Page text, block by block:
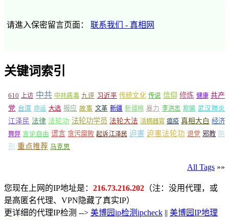
请進入保密留言页面： 联系我们 - 真相网
关键词索引
610 上访 中共 中共病毒 九评 习近平 传统文化 传说 信仰 修炼 健康 共产
党 台湾 命运 大选 报应 故事 文革 新疆 新疆棉 暴力 李洪志 欺骗 武汉肺炎
江泽民 法律 法轮功 法轮功学员 法轮大法 活摘器官 瘟疫 真相大白 经济
舞弊 言论自由 谎言 贪污腐败 起诉江泽民 迫害 迫害法轮功 退党 邪教 酷
刑 重点推荐 马克思
All Tags »»
您现在上网的IP地址是： 216.73.216.202 （注：没用代理，或
是高匿名代理、VPN隐藏了真实IP）
更详细的代理IP检测 --> 美博园ip检测ipcheck || 美博园IP地理